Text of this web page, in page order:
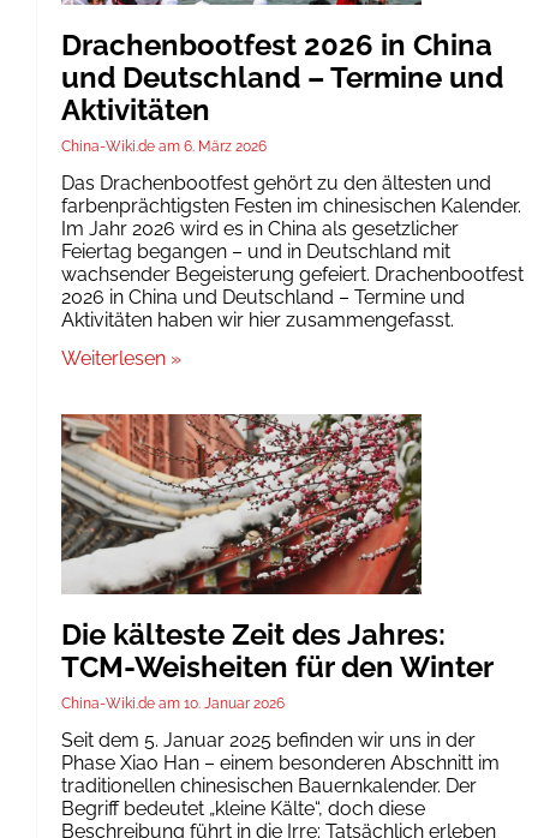
Drachenbootfest 2026 in China
und Deutschland – Termine und
Aktivitäten
China-Wiki.de 6. März 2026
Das Drachenbootfest gehört zu den ältesten und
farbenprächtigsten Festen im chinesischen Kalender.
Im Jahr 2026 wird es in China als gesetzlicher
Feiertag begangen – und in Deutschland mit
wachsender Begeisterung gefeiert. Drachenbootfest
2026 in China und Deutschland – Termine und
Aktivitäten haben wir hier zusammengefasst.
Weiterlesen »
Die kälteste Zeit des Jahres:
TCM-Weisheiten für den Winter
China-Wiki.de 10. Januar 2026
Seit dem 5. Januar 2025 befinden wir uns in der
Phase Xiao Han – einem besonderen Abschnitt im
traditionellen chinesischen Bauernkalender. Der
Begriff bedeutet „kleine Kälte“, doch diese
Beschreibung führt in die Irre: Tatsächlich erleben